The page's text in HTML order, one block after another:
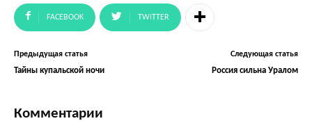
FACEBOOK TWITTER
Предыдущая статья
Тайны купальской ночи
Следующая статья
Россия сильна Уралом
Комментарии